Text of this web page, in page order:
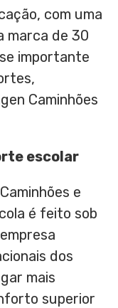
com uma
marca de 30
importante
,
Caminhões
escolar
e
é feito sob
dos
mais
superior